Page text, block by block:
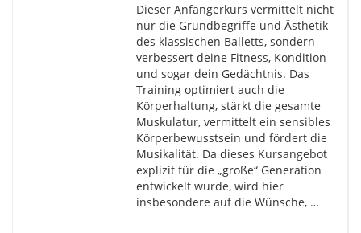
Dieser Anfängerkurs vermittelt nicht
nur die Grundbegriffe und Ästhetik
des klassischen Balletts, sondern
verbessert deine Fitness, Kondition
und sogar dein Gedächtnis. Das
Training optimiert auch die
Körperhaltung, stärkt die gesamte
Muskulatur, vermittelt ein sensibles
Körperbewusstsein und fördert die
Musikalität. Da dieses Kursangebot
explizit für die „große“ Generation
entwickelt wurde, wird hier
insbesondere auf die Wünsche, …